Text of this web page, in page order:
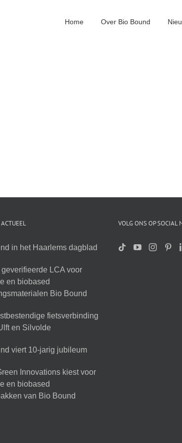
Home Over Bio Bound
in het Haarlems dagblad
LCA voor
en biobased
Bio Bound
fietsverbinding
en Silvolde
viert 10-jarig jubileum
Innovations kiest voor
en biobased
van Bio Bound
VOLG ONS OP SOCIAL